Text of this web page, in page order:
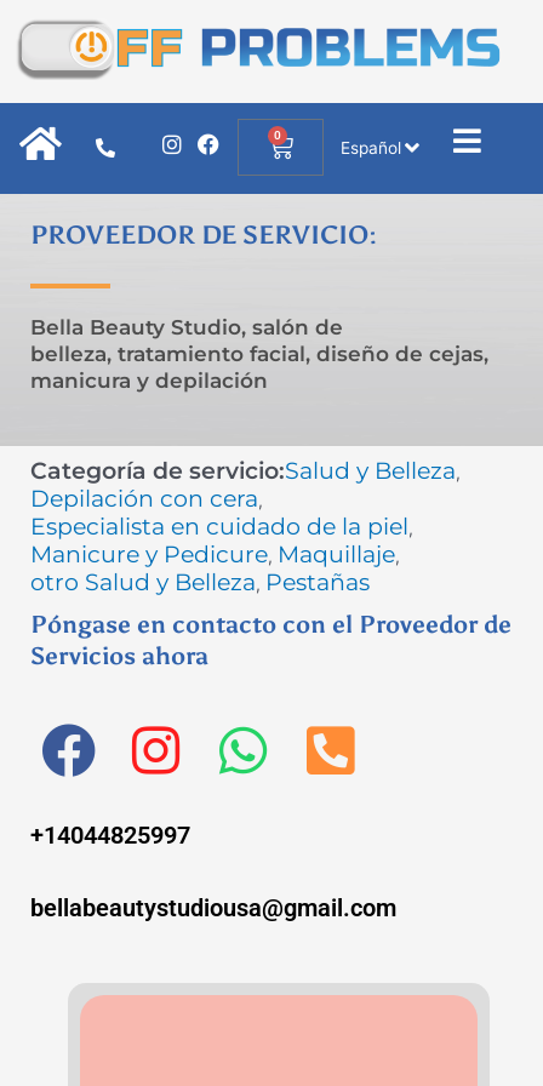
contenido
I
a
g
m
F
b
o
0
Cart Español
PROVEEDOR DE SERVICIO:
Bella Beauty Studio, salón de
belleza, tratamiento facial, diseño de cejas,
manicura y depilación
Categoría de servicio:Salud y Belleza,
Depilación con cera,
Especialista en cuidado de la piel,
Manicure y Pedicure, Maquillaje,
otro Salud y Belleza, Pestañas
Póngase en contacto con el Proveedor de
Servicios ahora
F
a
c
e
o
I
n
s
t
g
W
h
t
a
P
h
n
-
+14044825997
bellabeautystudiousa@gmail.com